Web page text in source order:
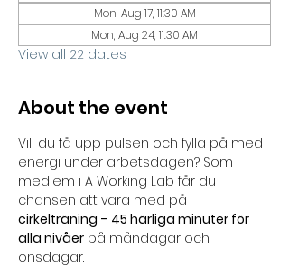
Mon, Aug 17, 11:30 AM
Mon, Aug 24, 11:30 AM
View all 22 dates
About the event
Vill du få upp pulsen och fylla på med
energi under arbetsdagen? Som
medlem i A Working Lab får du
chansen att vara med på
cirkelträning – 45 härliga minuter för
alla nivåer på måndagar och
onsdagar.